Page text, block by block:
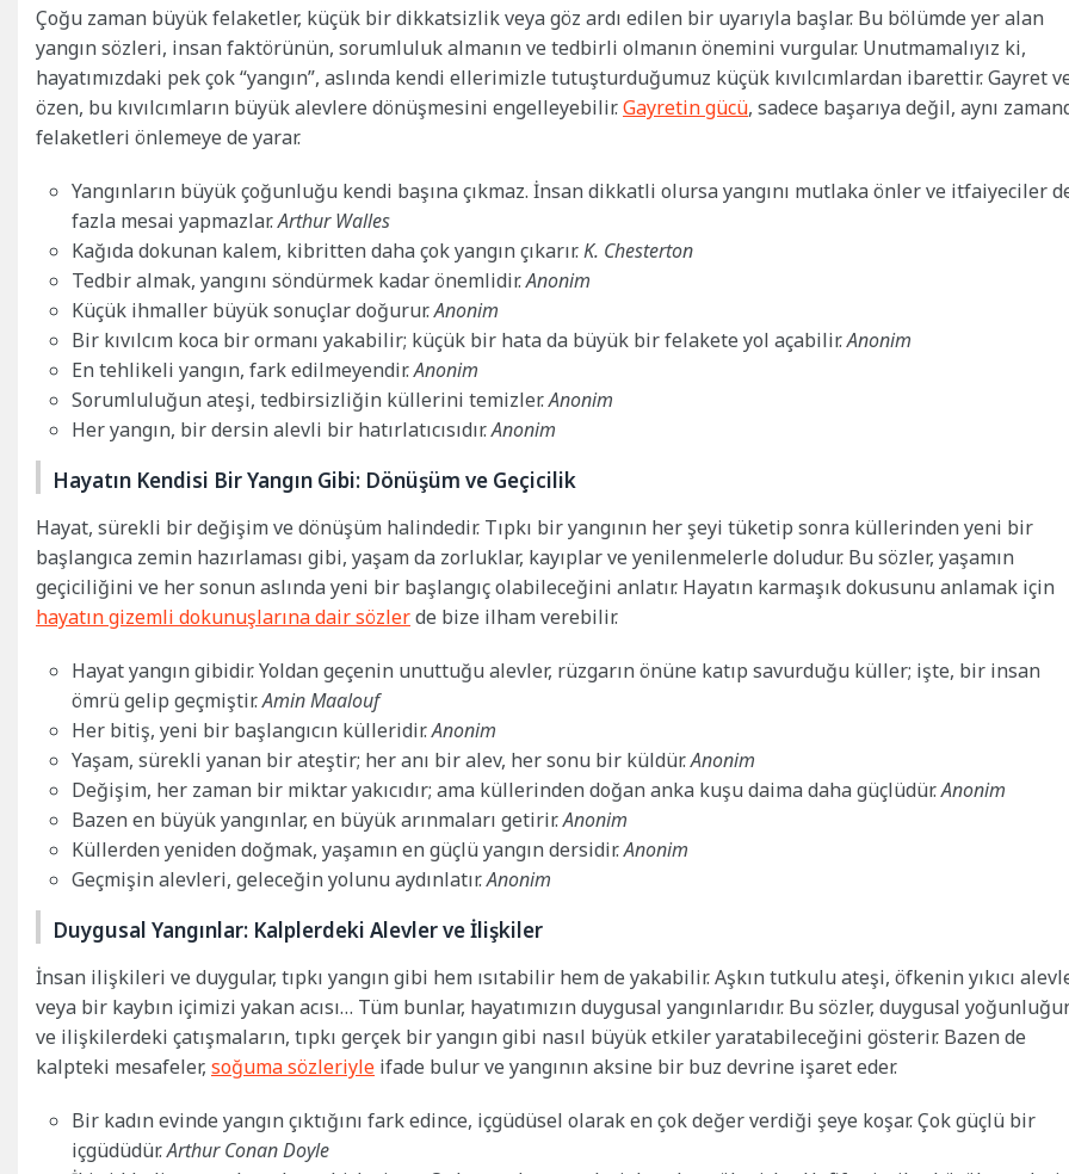
Çoğu zaman büyük felaketler, küçük bir dikkatsizlik veya göz ardı edilen bir uyarıyla başlar. Bu bölümde yer alan
yangın sözleri, insan faktörünün, sorumluluk almanın ve tedbirli olmanın önemini vurgular. Unutmamalıyız ki,
hayatımızdaki pek çok “yangın”, aslında kendi ellerimizle tutuşturduğumuz küçük kıvılcımlardan ibarettir. Gayret
özen, bu kıvılcımların büyük alevlere dönüşmesini engelleyebilir.Gayretin gücü, sadece başarıya değil, aynı
felaketleri önlemeye de yarar.
Yangınların büyük çoğunluğu kendi başına çıkmaz. İnsan dikkatli olursa yangını mutlaka önler ve itfaiyeciler
fazla mesai yapmazlar.Arthur Walles
Kağıda dokunan kalem, kibritten daha çok yangın çıkarır.K. Chesterton
Tedbir almak, yangını söndürmek kadar önemlidir.Anonim
Küçük ihmaller büyük sonuçlar doğurur.Anonim
Bir kıvılcım koca bir ormanı yakabilir; küçük bir hata da büyük bir felakete yol açabilir.Anonim
En tehlikeli yangın, fark edilmeyendir.Anonim
Sorumluluğun ateşi, tedbirsizliğin küllerini temizler.Anonim
Her yangın, bir dersin alevli bir hatırlatıcısıdır.Anonim
Hayatın Kendisi Bir Yangın Gibi: Dönüşüm ve Geçicilik
Hayat, sürekli bir değişim ve dönüşüm halindedir. Tıpkı bir yangının her şeyi tüketip sonra küllerinden yeni bir
başlangıca zemin hazırlaması gibi, yaşam da zorluklar, kayıplar ve yenilenmelerle doludur. Bu sözler, yaşamın
geçiciliğini ve her sonun aslında yeni bir başlangıç olabileceğini anlatır. Hayatın karmaşık dokusunu anlamak için
hayatın gizemli dokunuşlarına dair sözlerde bize ilham verebilir.
Hayat yangın gibidir. Yoldan geçenin unuttuğu alevler, rüzgarın önüne katıp savurduğu küller; işte, bir insan
ömrü gelip geçmiştir.Amin Maalouf
Her bitiş, yeni bir başlangıcın külleridir.Anonim
Yaşam, sürekli yanan bir ateştir; her anı bir alev, her sonu bir küldür.Anonim
Değişim, her zaman bir miktar yakıcıdır; ama küllerinden doğan anka kuşu daima daha güçlüdür.Anonim
Bazen en büyük yangınlar, en büyük arınmaları getirir.Anonim
Küllerden yeniden doğmak, yaşamın en güçlü yangın dersidir.Anonim
Geçmişin alevleri, geleceğin yolunu aydınlatır.Anonim
Duygusal Yangınlar: Kalplerdeki Alevler ve İlişkiler
İnsan ilişkileri ve duygular, tıpkı yangın gibi hem ısıtabilir hem de yakabilir. Aşkın tutkulu ateşi, öfkenin yıkıcı
veya bir kaybın içimizi yakan acısı… Tüm bunlar, hayatımızın duygusal yangınlarıdır. Bu sözler, duygusal
ve ilişkilerdeki çatışmaların, tıpkı gerçek bir yangın gibi nasıl büyük etkiler yaratabileceğini gösterir. Bazen de
kalpteki mesafeler, soğuma sözleriyle ifade bulur ve yangının aksine bir buz devrine işaret eder.
Bir kadın evinde yangın çıktığını fark edince, içgüdüsel olarak en çok değer verdiği şeye koşar. Çok güçlü bir
içgüdüdür.Arthur Conan Doyle